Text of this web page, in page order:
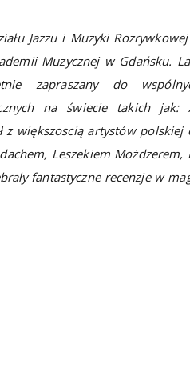
Jazzu i Muzyki
Muzycznej w Gdańsku.
zapraszany do
na świecie takich
z większoscią artystów
Leszekiem
fantastyczne recenzje w